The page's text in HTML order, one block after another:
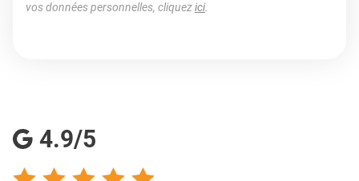
vos données personnelles, cliquezici.
4.9/5